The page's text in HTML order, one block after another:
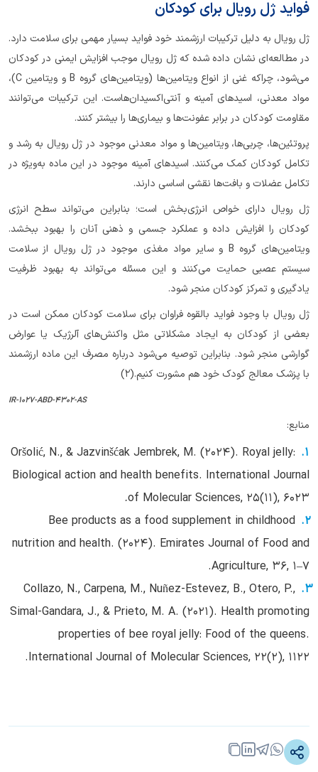
فواید ژل رویال برای کودکان
ژل رویال به دلیل ترکیبات ارزشمند خود فواید بسیار مهمی برای سلامت دارد.
در مطالعه‌ای نشان داده شده که ژل رویال موجب افزایش ایمنی در کودکان
می‌شود، چراکه غنی از انواع ویتامین‌ها (ویتامین‌های گروه B و ویتامین C)،
مواد معدنی، اسیدهای آمینه و آنتی‌اکسیدان‌هاست. این ترکیبات می‌توانند
مقاومت کودکان در برابر عفونت‌ها و بیماری‌ها را بیشتر کنند.
پروتئین‌ها، چربی‌ها، ویتامین‌ها و مواد معدنی موجود در ژل رویال به رشد و
تکامل کودکان کمک می‌کنند. اسیدهای آمینه موجود در این ماده به‌ویژه در
تکامل عضلات و بافت‌ها نقشی اساسی دارند.
ژل رویال دارای خواص انرژی‌بخش است؛ بنابراین می‌تواند سطح انرژی
کودکان را افزایش داده و عملکرد جسمی و ذهنی آنان را بهبود ببخشد.
ویتامین‌های گروه B و سایر مواد مغذی موجود در ژل رویال از سلامت
سیستم عصبی حمایت می‌کنند و این مسئله می‌تواند به بهبود ظرفیت
یادگیری و تمرکز کودکان منجر شود.
ژل رویال با وجود فواید بالقوه فراوان برای سلامت کودکان ممکن است در
بعضی از کودکان به ایجاد مشکلاتی مثل واکنش‌های آلرژیک یا عوارض
گوارشی منجر شود. بنابراین توصیه می‌شود درباره مصرف این ماده ارزشمند
با پزشک معالج کودک خود هم مشورت کنیم.(2)
IR-1027-ABD-4302-AS
منابع:
Oršolić, N., & Jazvinšćak Jembrek, M. (2024). Royal jelly:
Biological action and health benefits. International Journal
of Molecular Sciences, 25(11), 6023
.
Bee products as a food supplement in childhood
nutrition and health. (2024). Emirates Journal of Food and
Agriculture, 36, 1–7.
Collazo, N., Carpena, M., Nuñez-Estevez, B., Otero, P.,
Simal-Gandara, J., & Prieto, M. A. (2021). Health promoting
properties of bee royal jelly: Food of the queens.
International Journal of Molecular Sciences, 22(2), 1122.